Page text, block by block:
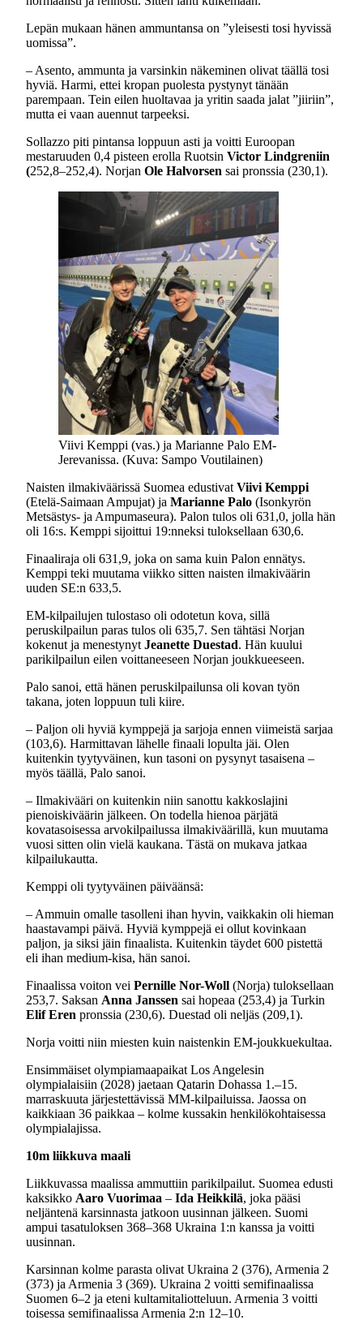
Lepän mukaan hänen ammuntansa on ”yleisesti tosi hyvissä
uomissa”.
– Asento, ammunta ja varsinkin näkeminen olivat täällä tosi
hyviä. Harmi, ettei kropan puolesta pystynyt tänään
parempaan. Tein eilen huoltavaa ja yritin saada jalat ”jiiriin”,
mutta ei vaan auennut tarpeeksi.
Sollazzo piti pintansa loppuun asti ja voitti Euroopan
mestaruuden 0,4 pisteen erolla Ruotsin Victor Lindgreniin
(252,8–252,4). Norjan Ole Halvorsen sai pronssia (230,1).
Viivi Kemppi (vas.) ja Marianne Palo EM-
Jerevanissa. (Kuva: Sampo Voutilainen)
Naisten ilmakiväärissä Suomea edustivat Viivi Kemppi
(Etelä-Saimaan Ampujat) ja Marianne Palo (Isonkyrön
Metsästys- ja Ampumaseura). Palon tulos oli 631,0, jolla hän
oli 16:s. Kemppi sijoittui 19:nneksi tuloksellaan 630,6.
Finaaliraja oli 631,9, joka on sama kuin Palon ennätys.
Kemppi teki muutama viikko sitten naisten ilmakiväärin
uuden SE:n 633,5.
EM-kilpailujen tulostaso oli odotetun kova, sillä
peruskilpailun paras tulos oli 635,7. Sen tähtäsi Norjan
kokenut ja menestynyt Jeanette Duestad. Hän kuului
parikilpailun eilen voittaneeseen Norjan joukkueeseen.
Palo sanoi, että hänen peruskilpailunsa oli kovan työn
takana, joten loppuun tuli kiire.
– Paljon oli hyviä kymppejä ja sarjoja ennen viimeistä sarjaa
(103,6). Harmittavan lähelle finaali lopulta jäi. Olen
kuitenkin tyytyväinen, kun tasoni on pysynyt tasaisena –
myös täällä, Palo sanoi.
– Ilmakivääri on kuitenkin niin sanottu kakkoslajini
pienoiskiväärin jälkeen. On todella hienoa pärjätä
kovatasoisessa arvokilpailussa ilmakiväärillä, kun muutama
vuosi sitten olin vielä kaukana. Tästä on mukava jatkaa
kilpailukautta.
Kemppi oli tyytyväinen päiväänsä:
– Ammuin omalle tasolleni ihan hyvin, vaikkakin oli hieman
haastavampi päivä. Hyviä kymppejä ei ollut kovinkaan
paljon, ja siksi jäin finaalista. Kuitenkin täydet 600 pistettä
eli ihan medium-kisa, hän sanoi.
Finaalissa voiton vei Pernille Nor-Woll (Norja) tuloksellaan
253,7. Saksan Anna Janssen sai hopeaa (253,4) ja Turkin
Elif Eren pronssia (230,6). Duestad oli neljäs (209,1).
Norja voitti niin miesten kuin naistenkin EM-joukkuekultaa.
Ensimmäiset olympiamaapaikat Los Angelesin
olympialaisiin (2028) jaetaan Qatarin Dohassa 1.–15.
marraskuuta järjestettävissä MM-kilpailuissa. Jaossa on
kaikkiaan 36 paikkaa – kolme kussakin henkilökohtaisessa
olympialajissa.
10m liikkuva maali
Liikkuvassa maalissa ammuttiin parikilpailut. Suomea edusti
kaksikko Aaro Vuorimaa – Ida Heikkilä, joka pääsi
neljäntenä karsinnasta jatkoon uusinnan jälkeen. Suomi
ampui tasatuloksen 368–368 Ukraina 1:n kanssa ja voitti
uusinnan.
Karsinnan kolme parasta olivat Ukraina 2 (376), Armenia 2
(373) ja Armenia 3 (369). Ukraina 2 voitti semifinaalissa
Suomen 6–2 ja eteni kultamitaliotteluun. Armenia 3 voitti
toisessa semifinaalissa Armenia 2:n 12–10.